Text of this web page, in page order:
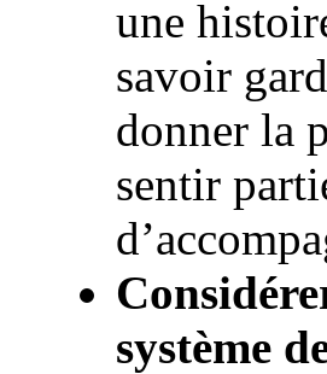
une
savoir
donner la
sentir
système